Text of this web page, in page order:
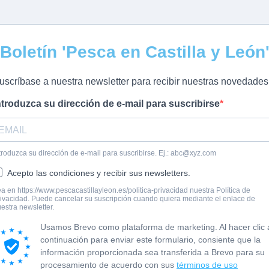
Boletín 'Pesca en Castilla y León'
a nuestra newsletter para recibir nuestras
su dirección de e-mail para suscribirse
su dirección de e-mail para suscribirse. Ej.: abc@xyz.com
Acepto las condiciones y recibir sus newsletters.
en https://www.pescacastillayleon.es/politica-privacidad nuestra Política de
Puede cancelar su suscripción cuando quiera mediante el enlace de
newsletter.
Usamos Brevo como plataforma de marketing. Al hacer clic
continuación para enviar este formulario, consiente que la
información proporcionada sea transferida a Brevo para su
procesamiento de acuerdo con sus términos de uso